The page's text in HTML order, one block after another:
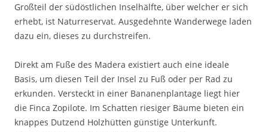
Großteil der südöstlichen Inselhälfte, über welcher er sich
erhebt, ist Naturreservat. Ausgedehnte Wanderwege laden
dazu ein, dieses zu durchstreifen.
Direkt am Fuße des Madera existiert auch eine ideale
Basis, um diesen Teil der Insel zu Fuß oder per Rad zu
erkunden. Versteckt in einer Bananenplantage liegt hier
die Finca Zopilote. Im Schatten riesiger Bäume bieten ein
knappes Dutzend Holzhütten günstige Unterkunft.